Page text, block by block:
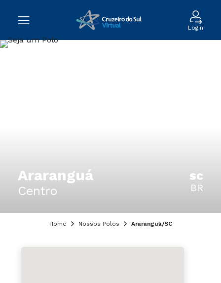
Login
Araranguá
Centro
SC
BR
Home Nossos Polos Araranguá/SC